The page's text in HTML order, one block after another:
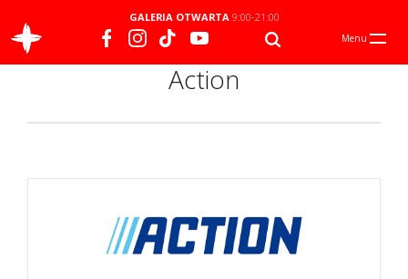
GALERIA OTWARTA9:00-21:00
Menu
Action